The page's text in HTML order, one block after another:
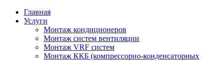
Главная
Услуги
Монтаж кондиционеров
Монтаж cистем вентиляции
Монтаж VRF систем
Монтаж ККБ (компрессорно-конденсаторных